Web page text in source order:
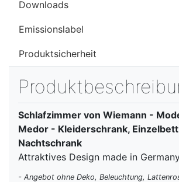
Downloads
Emissionslabel
Produktsicherheit
Schlafzimmer von Wiemann -
Medor - Kleiderschrank,
Nachtschrank
Attraktives Design made in
- Angebot ohne Deko, Beleuchtung,